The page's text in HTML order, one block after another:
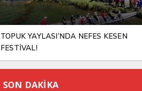
TOPUK YAYLASI’NDA NEFES KESEN
FESTİVAL!
SON DAKİKA